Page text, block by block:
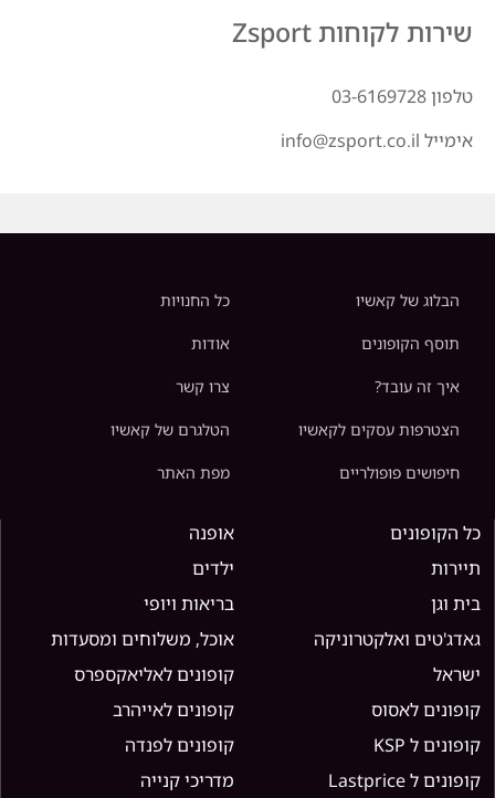
שירות לקוחות Zsport
טלפון 03-6169728
אימייל info@zsport.co.il
הבלוג של קאשיו כל החנויות
תוסף הקופונים אודות
איך זה עובד? צרו קשר
הצטרפות עסקים לקאשיו הטלגרם של קאשיו
חיפושים פופולריים מפת האתר
כל הקופונים
אופנה
תיירות
ילדים
בית וגן
בריאות ויופי
גאדג'טים ואלקטרוניקה
אוכל, משלוחים ומסעדות
ישראל
קופונים לאליאקספרס
קופונים לאסוס
קופונים לאייהרב
קופונים ל KSP
קופונים לפנדה
קופונים ל Lastprice
מדריכי קנייה